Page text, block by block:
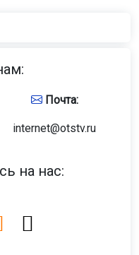
Фото: АСТ-54
где произошло
светофор.